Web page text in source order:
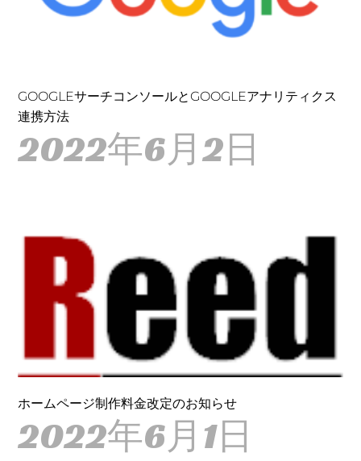
GOOGLEサーチコンソールとGOOGLEアナリティクス
連携方法
2022年6月2日
ホームページ制作料金改定のお知らせ
2022年6月1日